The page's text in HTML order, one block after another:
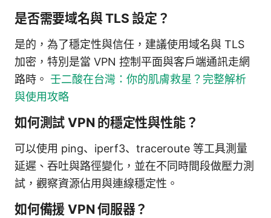
是否需要域名與 TLS 設定？
是的，為了穩定性與信任，建議使用域名與 TLS
加密，特別是當 VPN 控制平面與客戶端通訊走網
路時。 壬二酸在台灣：你的肌膚救星？完整解析
與使用攻略
如何測試 VPN 的穩定性與性能？
可以使用 ping、iperf3、traceroute 等工具測量
延遲、吞吐與路徑變化，並在不同時間段做壓力測
試，觀察資源佔用與連線穩定性。
如何備援 VPN 伺服器？